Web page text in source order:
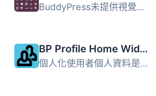
BuddyPress未提供視覺編輯器（所見即所得，豐富文字編輯器）...
BP Profile Home Widgets
個人化使用者個人資料是社交網路的重要功能，此外掛程式旨在...